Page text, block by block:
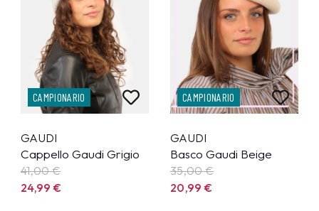
CAMPIONARIO
GAUDI
Cappello Gaudi Grigio
41,00 €
24,99€
CAMPIONARIO
GAUDI
Basco Gaudi Beige
35,00 €
20,99€